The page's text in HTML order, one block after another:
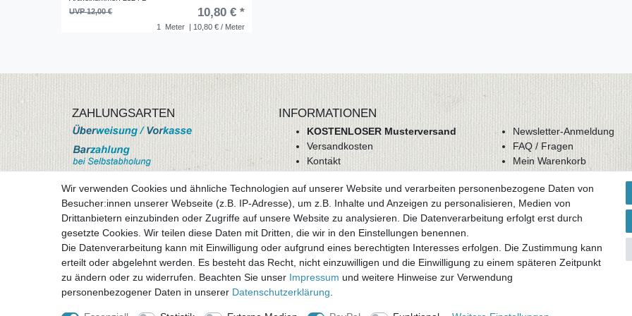
1 Meter | 10,80 € / Meter
UVP 12,00 € 10,80 € *
ZAHLUNGSARTEN
mehr Informationen
Besuchen sie uns auf
INFORMATIONEN
KOSTENLOSER Musterversand
Versandkosten
Kontakt
AGB
Datenschutz
Impressum
Vertrag widerrufen
Newsletter-Anmeldung
FAQ / Fragen
Mein Warenkorb
Mein Konto
Wir verwenden Cookies und ähnliche Technologien auf unserer Website und verarbeiten personenbezogene Daten von
Besucher:innen unserer Webseite (z.B. IP-Adresse), um z.B. Inhalte und Anzeigen zu personalisieren, Medien von
Drittanbietern einzubinden oder Zugriffe auf unsere Website zu analysieren. Die Datenverarbeitung erfolgt erst durch
gesetzte Cookies. Wir teilen diese Daten mit Dritten, die wir in den Einstellungen benennen.
Die Datenverarbeitung kann mit Einwilligung oder aufgrund eines berechtigten Interesses erfolgen. Die Zustimmung kann
erteilt oder abgelehnt werden. Es besteht das Recht, nicht einzuwilligen und die Einwilligung zu einem späteren Zeitpunkt
zu ändern oder zu widerrufen. Beachten Sie unser Impressum und weitere Hinweise zur Verwendung
personenbezogener Daten in unserer Daten­schutz­erklärung